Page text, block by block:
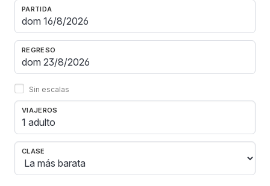
PARTIDA
REGRESO
Sin escalas
VIAJEROS
1 adulto
CLASE